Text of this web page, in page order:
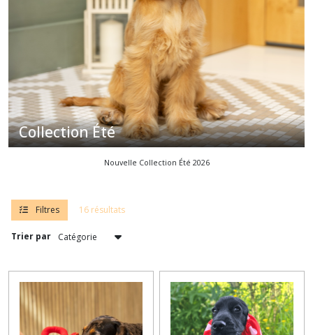
Collection Été
Nouvelle Collection Été 2026
Filtres 16 résultats
Trier par